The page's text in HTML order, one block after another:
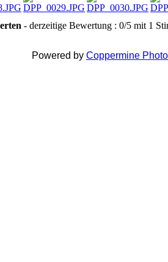
- derzeitige Bewertung : 0/5 mit 1
Powered by Coppermine